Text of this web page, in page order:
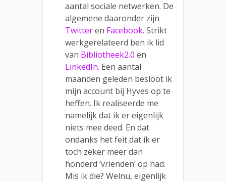
aantal sociale netwerken. De
algemene daaronder zijn
Twitteren Facebook. Strikt
werkgerelateerd ben ik lid
van Bibliotheek2.0 en
LinkedIn. Een aantal
maanden geleden besloot ik
mijn account bij Hyves op te
heffen. Ik realiseerde me
namelijk dat ik er eigenlijk
niets mee deed. En dat
ondanks het feit dat ik er
toch zeker meer dan
honderd ‘vrienden’ op had.
Mis ik die? Welnu, eigenlijk